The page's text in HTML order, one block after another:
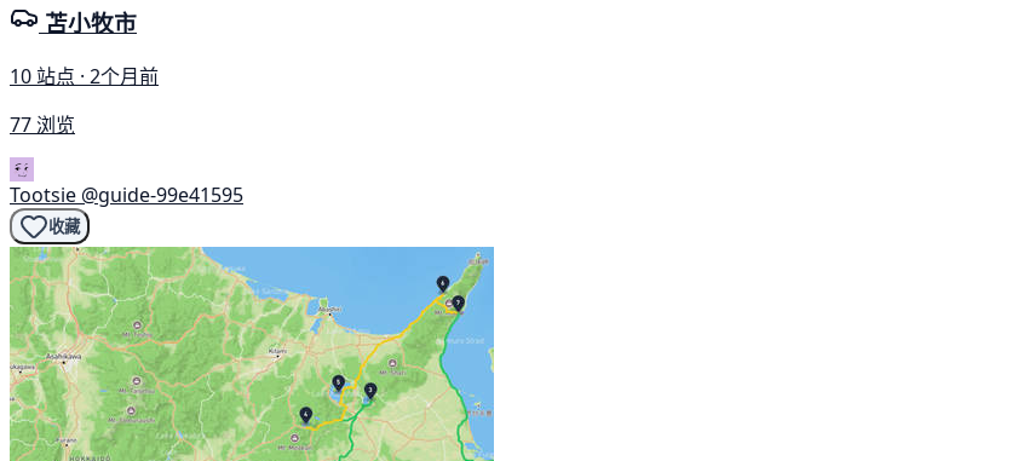
苫小牧市
10 站点 · 2个月前
77 浏览
Tootsie @guide-99e41595
收藏